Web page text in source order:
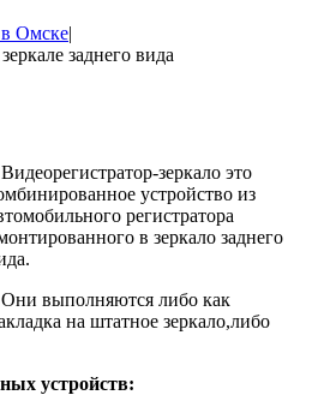
Омске|
заднего вида
Видеорегистратор-зеркало это
устройство из
регистратора
в зеркало заднего
выполняются либо как
на штатное зеркало,либо
устройств: